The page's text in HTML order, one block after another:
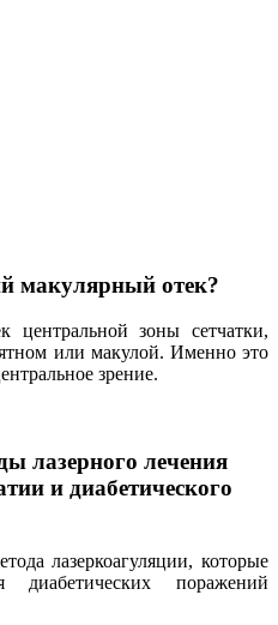
макулярный отек?
зоны сетчатки,
или макулой. Именно это
зрение.
лазерного лечения
и диабетического
лазеркоагуляции, которые
поражений